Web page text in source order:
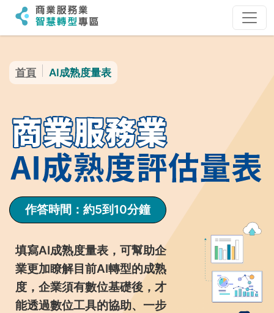
首頁
AI成熟度量表
作答時間：約5到10分鐘
填寫AI成熟度量表，可幫助企
業更加瞭解目前AI轉型的成熟
度，企業須有數位基礎後，才
能透過數位工具的協助、一步